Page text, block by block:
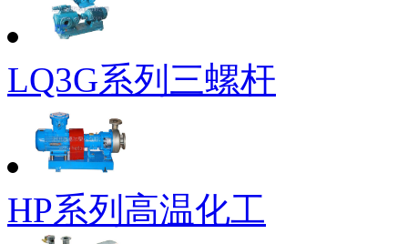
LQ3G系列三螺杆
HP系列高温化工